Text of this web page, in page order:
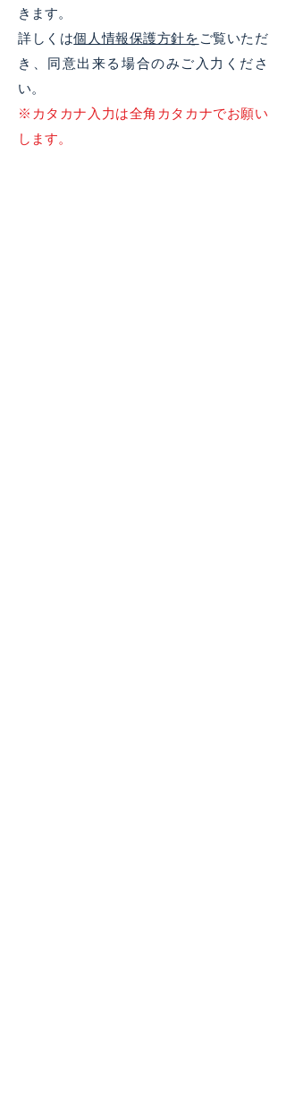
きます。
詳しくは個人情報保護方針を ご覧いただ
き、同意出来る場合のみご入力くださ
い。
※カタカナ入力は全角カタカナでお願い
します。